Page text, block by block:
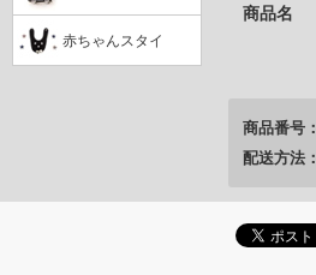
赤ちゃんスタイ
商品名
商品番号：
配送方法：